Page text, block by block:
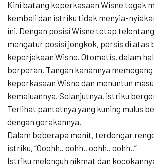
Kini batang keperkasaan Wisne tegak
kembali dan istriku tidak menyia-
ini. Dengan posisi Wisne tetap
mengatur posisi jongkok, persis di atas
keperjakaan Wisne. Otomatis, dalam
berperan. Tangan kanannya
keperkasaan Wisne dan menuntun
kemaluannya. Selanjutnya, istriku
Terlihat pantatnya yang kuning mulus
dengan gerakannya.
Dalam beberapa menit, terdengar
istriku, “Ooohh.. oohh.. oohh.. oohh..”
Istriku melenguh nikmat dan